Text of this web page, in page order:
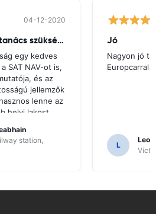
04-12-2020
Szép autó, de több tanács szükséges
egy kedves
SAT NAV-ot is,
és az
jellemzők
lenne az
helyi lakost
a SAT
station,
Jó
Nagyon jó
Europcarral
L